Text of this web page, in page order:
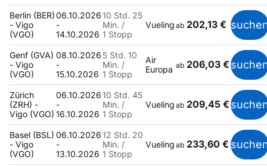
Berlin (BER)
- Vigo
(VGO)
06.10.2026
-
14.10.2026
10 Std. 25
Min. /
1 Stopp
Vueling ab 202,13 €
Genf (GVA)
- Vigo
(VGO)
08.10.2026
-
15.10.2026
5 Std. 10
Min. /
1 Stopp
Air
Europa ab 206,03 €
Zürich
(ZRH) -
Vigo (VGO)
06.10.2026
-
16.10.2026
10 Std. 45
Min. /
1 Stopp
Vueling ab 209,45 €
Basel (BSL)
- Vigo
(VGO)
06.10.2026
-
13.10.2026
12 Std. 20
Min. /
1 Stopp
Vueling ab 233,60 €